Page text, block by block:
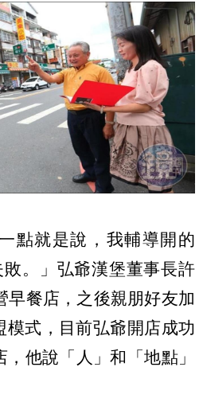
點就是說，我輔導開的
。」弘爺漢堡董事長許
早餐店，之後親朋好友加
模式，目前弘爺開店成功
他說「人」和「地點」